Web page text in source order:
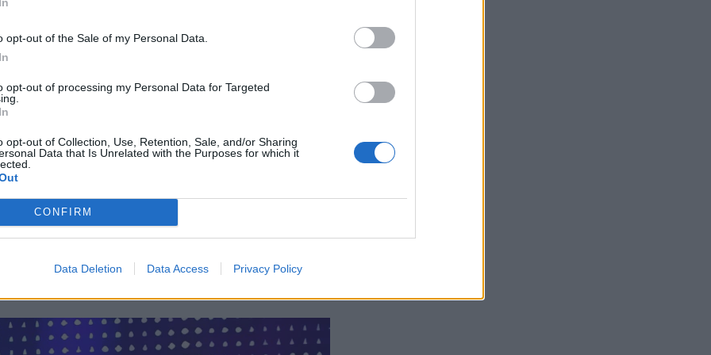
opt-out of the Sale of my Personal Data.
opt-out of processing my Personal Data for Targeted
opt-out of Collection, Use, Retention, Sale, and/or Sharing
Data that Is Unrelated with the Purposes for which it
CONFIRM
Data Deletion Data Access Privacy Policy
πραγματάκια αλλά αν εκείνη θεώρησε